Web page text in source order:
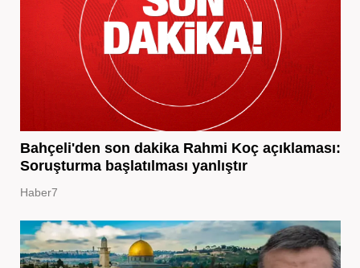
Bahçeli'den son dakika Rahmi Koç açıklaması:
Soruşturma başlatılması yanlıştır
Haber7